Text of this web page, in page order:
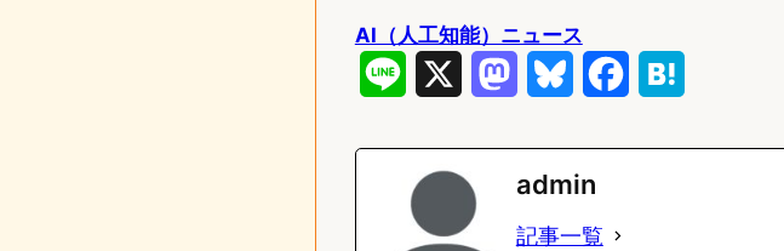
AI（人工知能）ニュース
e
admin
記事一覧